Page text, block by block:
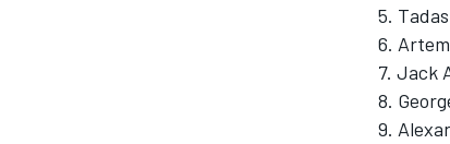
5.
6.
7. Jack
8.
9.